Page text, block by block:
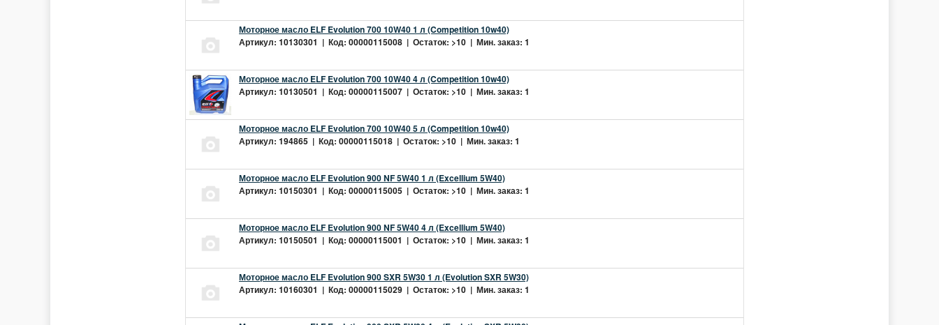
Моторное масло ELF Evolution 700 10W40 1 л (Competition 10w40)
Артикул: 10130301 | Код: 00000115008 | Остаток: >10 | Мин. заказ: 1
Моторное масло ELF Evolution 700 10W40 4 л (Competition 10w40)
Артикул: 10130501 | Код: 00000115007 | Остаток: >10 | Мин. заказ: 1
Моторное масло ELF Evolution 700 10W40 5 л (Competition 10w40)
Артикул: 194865 | Код: 00000115018 | Остаток: >10 | Мин. заказ: 1
Моторное масло ELF Evolution 900 NF 5W40 1 л (Excellium 5W40)
Артикул: 10150301 | Код: 00000115005 | Остаток: >10 | Мин. заказ: 1
Моторное масло ELF Evolution 900 NF 5W40 4 л (Excellium 5W40)
Артикул: 10150501 | Код: 00000115001 | Остаток: >10 | Мин. заказ: 1
Моторное масло ELF Evolution 900 SXR 5W30 1 л (Evolution SXR 5W30)
Артикул: 10160301 | Код: 00000115029 | Остаток: >10 | Мин. заказ: 1